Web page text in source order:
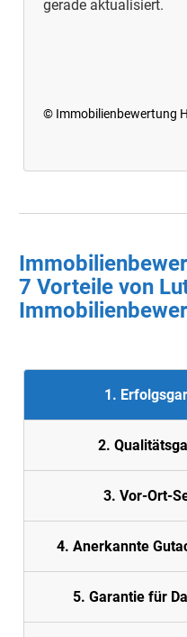
gerade aktualisiert.
© Immobilienbewertung
7 Vorteile von
1.
2. Quali
3. Vor-Ort-
4. Anerkannte
5. Garantie für